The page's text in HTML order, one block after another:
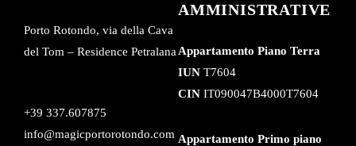
Porto Rotondo, via della Cava
del Tom – Residence Petralana
+39 337.607875
info@magicportorotondo.com
AMMINISTRATIVE
Appartamento Piano Terra
IUN T7604
CIN IT090047B4000T7604
Appartamento Primo piano